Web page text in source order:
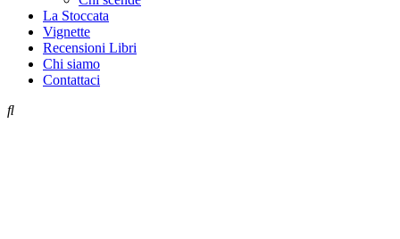
La Stoccata
Vignette
Recensioni Libri
Chi siamo
Contattaci